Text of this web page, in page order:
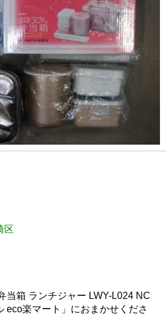
区
当箱 ランチジャー LWY-L024 NC
eco楽マート」におまかせくださ